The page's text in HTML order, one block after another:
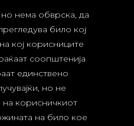
нема обврска, да
било кој
кој корисниците
соопштенија
единствено
но не
на корисничкиот
на било кое